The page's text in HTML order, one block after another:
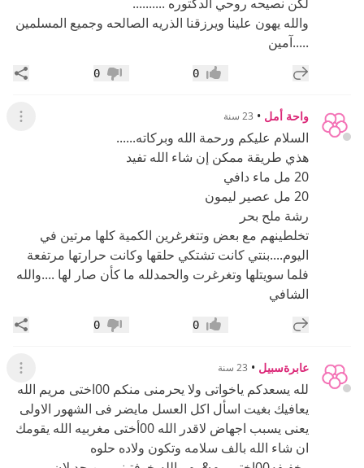
والله يهون علينا ويرزقنا الذريه الصالحه وجميع المسلمين
.....آمين
إضافة رد جديد إعجاب0 عدم إعجاب
0
واحة أمل • 23 سنة عرض
السلام عليكم ورحمة الله وبركاته......
هذي طريقة ممكن إن شاء الله تفيد
20 مل ماء دافي
20 مل عصير ليمون
رشة ملح بحر
تخلطينهم مع بعض وتتغرغرين الكمية كلها مرتين في
اليوم....بنتي كانت تشتكي حلقها وكانت حرارتها مرتفعة
فلما سويتلها وتغرغرت والحمدلله ما كأن صار لها ....والله
الشافي
إضافة رد جديد إعجاب0 عدم إعجاب
0
عابرةسبيل • 23 سنة عرض
لله يسعدكم ياخواتى ولا يحرمنى منكم 00اختى مريم الله
يعافيك بغيت اسأل اكل العسل مايضر فى الشهور الاولى
يعنى يسبب اجهاض لاقدر الله 00أختى مغربيه الله يقومك
ان شاء الله بالف سلامه وتكون ولاده حلوه